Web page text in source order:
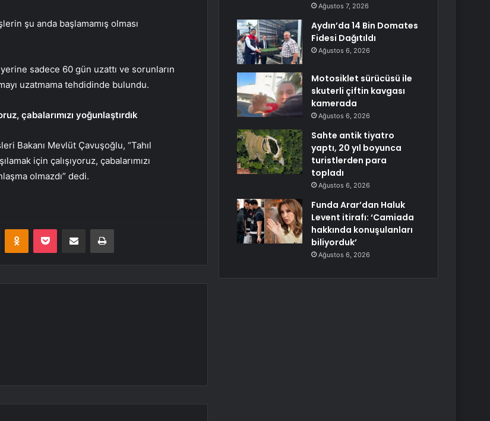
şu anda başlamamış olması
sadece 60 gün uzattı ve sorunların
uzatmama tehdidinde bulundu.
çabalarımızı yoğunlaştırdık
Bakanı Mevlüt Çavuşoğlu, “Tahıl
için çalışıyoruz, çabalarımızı
olmazdı” dedi.
VKontakteOdnoklassniki
Pocket E-Posta ile paylaş Yazdır
Ağustos 7, 2026
Aydın’da 14 Bin Domates
Fidesi Dağıtıldı
Ağustos 6, 2026
Motosiklet sürücüsü ile
skuterli çiftin kavgası
kamerada
Ağustos 6, 2026
Sahte antik tiyatro
yaptı, 20 yıl boyunca
turistlerden para
topladı
Ağustos 6, 2026
Funda Arar’dan Haluk
Levent itirafı: ‘Camiada
hakkında konuşulanları
biliyorduk’
Ağustos 6, 2026